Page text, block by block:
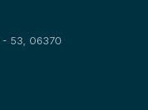
- 53, 06370